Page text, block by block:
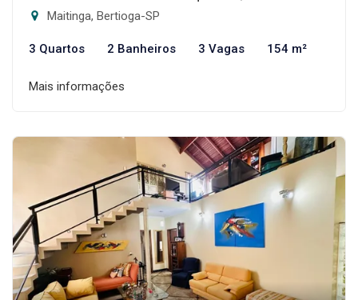
Maitinga, Bertioga-SP
3 Quartos 2 Banheiros 3 Vagas 154 m²
Mais informações